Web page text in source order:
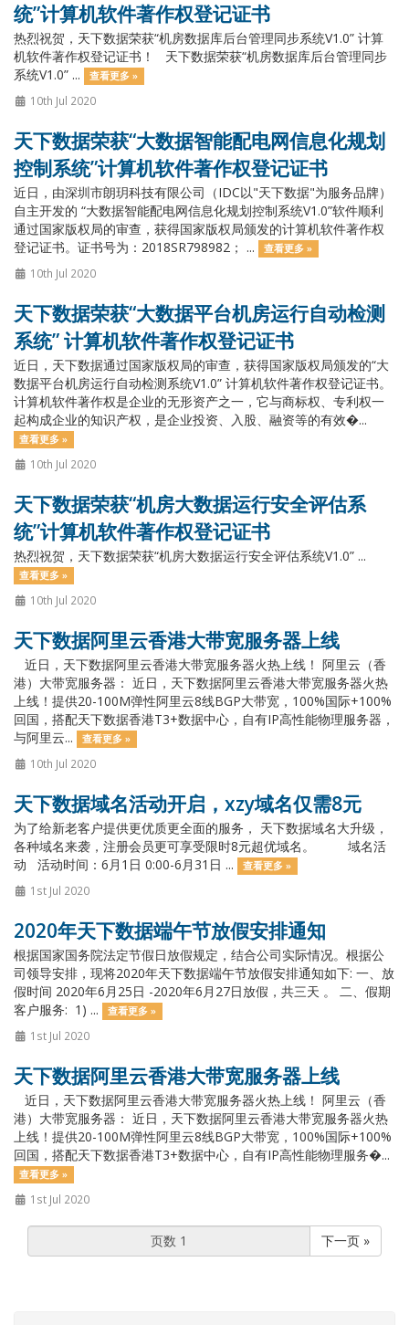
统”计算机软件著作权登记证书
热烈祝贺，天下数据荣获“机房数据库后台管理同步系统V1.0” 计算
机软件著作权登记证书！ 天下数据荣获“机房数据库后台管理同步
系统V1.0” ...
查看更多 »
10th Jul 2020
天下数据荣获“大数据智能配电网信息化规划
控制系统”计算机软件著作权登记证书
近日，由深圳市朗玥科技有限公司（IDC以"天下数据"为服务品牌）
自主开发的 “大数据智能配电网信息化规划控制系统V1.0”软件顺利
通过国家版权局的审查，获得国家版权局颁发的计算机软件著作权
登记证书。证书号为：2018SR798982； ...
查看更多 »
10th Jul 2020
天下数据荣获“大数据平台机房运行自动检测
系统” 计算机软件著作权登记证书
近日，天下数据通过国家版权局的审查，获得国家版权局颁发的“大
数据平台机房运行自动检测系统V1.0” 计算机软件著作权登记证书。
计算机软件著作权是企业的无形资产之一，它与商标权、专利权一
起构成企业的知识产权，是企业投资、入股、融资等的有效�...
查看更多 »
10th Jul 2020
天下数据荣获“机房大数据运行安全评估系
统”计算机软件著作权登记证书
热烈祝贺，天下数据荣获“机房大数据运行安全评估系统V1.0” ...
查看更多 »
10th Jul 2020
天下数据阿里云香港大带宽服务器上线
近日，天下数据阿里云香港大带宽服务器火热上线！ 阿里云（香
港）大带宽服务器： 近日，天下数据阿里云香港大带宽服务器火热
上线！提供20-100M弹性阿里云8线BGP大带宽，100%国际+100%
回国，搭配天下数据香港T3+数据中心，自有IP高性能物理服务器，
与阿里云...
查看更多 »
10th Jul 2020
天下数据域名活动开启，xzy域名仅需8元
为了给新老客户提供更优质更全面的服务， 天下数据域名大升级，
各种域名来袭，注册会员更可享受限时8元超优域名。 域名活
动 活动时间：6月1日 0:00-6月31日 ...
查看更多 »
1st Jul 2020
2020年天下数据端午节放假安排通知
根据国家国务院法定节假日放假规定，结合公司实际情况。根据公
司领导安排，现将2020年天下数据端午节放假安排通知如下: 一、放
假时间 2020年6月25日 -2020年6月27日放假，共三天 。 二、假期
客户服务: 1) ...
查看更多 »
1st Jul 2020
天下数据阿里云香港大带宽服务器上线
近日，天下数据阿里云香港大带宽服务器火热上线！ 阿里云（香
港）大带宽服务器： 近日，天下数据阿里云香港大带宽服务器火热
上线！提供20-100M弹性阿里云8线BGP大带宽，100%国际+100%
回国，搭配天下数据香港T3+数据中心，自有IP高性能物理服务�...
查看更多 »
1st Jul 2020
下一页 »